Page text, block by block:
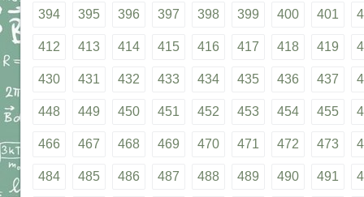
394 395 396 397 398 399 400 401
412 413 414 415 416 417 418 419
430 431 432 433 434 435 436 437
448 449 450 451 452 453 454 455
466 467 468 469 470 471 472 473
484 485 486 487 488 489 490 491